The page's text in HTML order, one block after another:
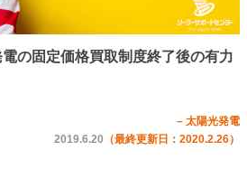
の固定価格買取制度終了後の有力
– 太陽光発電
2019.6.20 （最終更新日：2020.2.26）